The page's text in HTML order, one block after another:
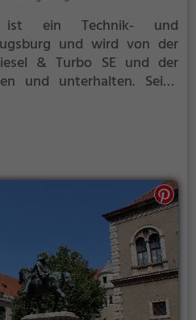
ist ein Technik- und
und wird von der
& Turbo SE und der
und unterhalten. Seine
Entwicklungen
die hier 1840 ihren